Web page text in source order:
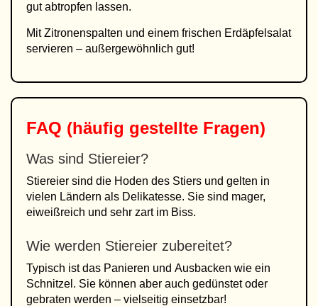
gut abtropfen lassen.
Mit Zitronenspalten und einem frischen Erdäpfelsalat
servieren – außergewöhnlich gut!
FAQ (häufig gestellte Fragen)
Was sind Stiereier?
Stiereier sind die Hoden des Stiers und gelten in
vielen Ländern als Delikatesse. Sie sind mager,
eiweißreich und sehr zart im Biss.
Wie werden Stiereier zubereitet?
Typisch ist das Panieren und Ausbacken wie ein
Schnitzel. Sie können aber auch gedünstet oder
gebraten werden – vielseitig einsetzbar!